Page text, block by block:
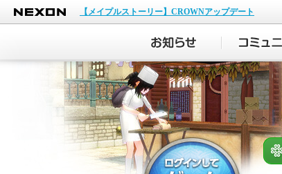
NEXON
【メイプルストーリー】CROWNアップデート